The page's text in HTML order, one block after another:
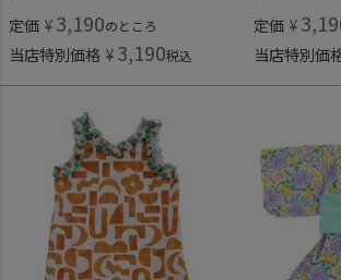
定価 ¥ 3,190のところ
当店特別価格 ¥ 3,190税込
定価 ¥
当店特別価